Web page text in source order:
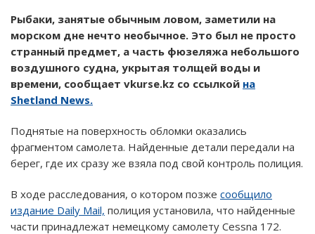
Рыбаки, занятые обычным ловом, заметили на
морском дне нечто необычное. Это был не просто
странный предмет, а часть фюзеляжа небольшого
воздушного судна, укрытая толщей воды и
времени, сообщает vkurse.kz со ссылкой на
Shetland News.
Поднятые на поверхность обломки оказались
фрагментом самолета. Найденные детали передали на
берег, где их сразу же взяла под свой контроль полиция.
В ходе расследования, о котором позже сообщило
издание Daily Mail, полиция установила, что найденные
части принадлежат немецкому самолету Cessna 172.